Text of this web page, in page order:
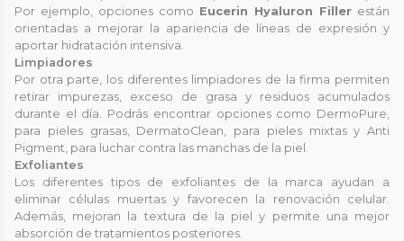
Por ejemplo, opciones como Eucerin Hyaluron Filler están
orientadas a mejorar la apariencia de líneas de expresión y
aportar hidratación intensiva.
Limpiadores
Por otra parte, los diferentes limpiadores de la firma permiten
retirar impurezas, exceso de grasa y residuos acumulados
durante el día. Podrás encontrar opciones como DermoPure,
para pieles grasas, DermatoClean, para pieles mixtas y Anti
Pigment, para luchar contra las manchas de la piel.
Exfoliantes
Los diferentes tipos de exfoliantes de la marca ayudan a
eliminar células muertas y favorecen la renovación celular.
Además, mejoran la textura de la piel y permite una mejor
absorción de tratamientos posteriores.